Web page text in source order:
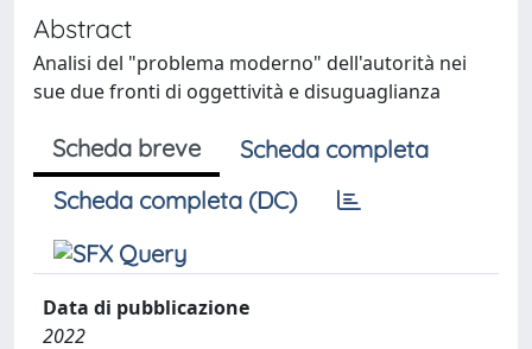
Abstract
Analisi del "problema moderno" dell'autorità nei
sue due fronti di oggettività e disuguaglianza
Scheda breve
Scheda completa
Scheda completa (DC)
Data di pubblicazione
2022